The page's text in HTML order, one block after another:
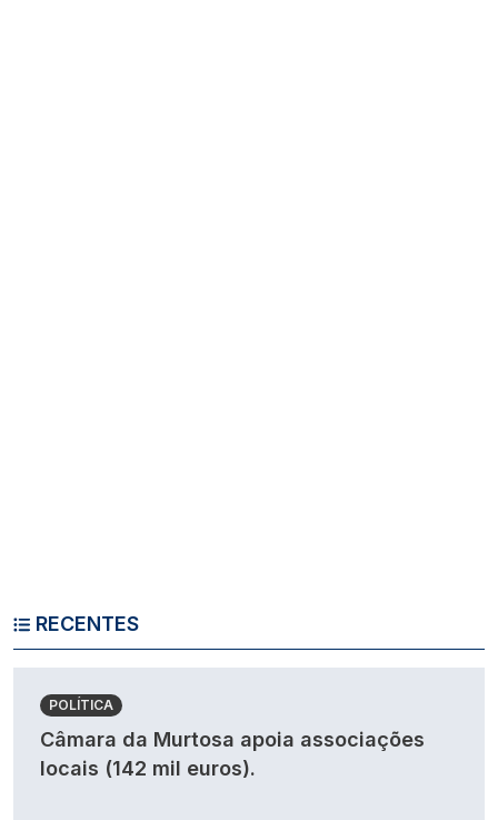
RECENTES
POLÍTICA
Câmara da Murtosa apoia associações
locais (142 mil euros).